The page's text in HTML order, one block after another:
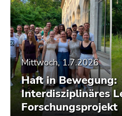
Mittwoch, 1.7.2026
Haft in Bewegung:
Interdisziplinäres
Forschungsprojekt